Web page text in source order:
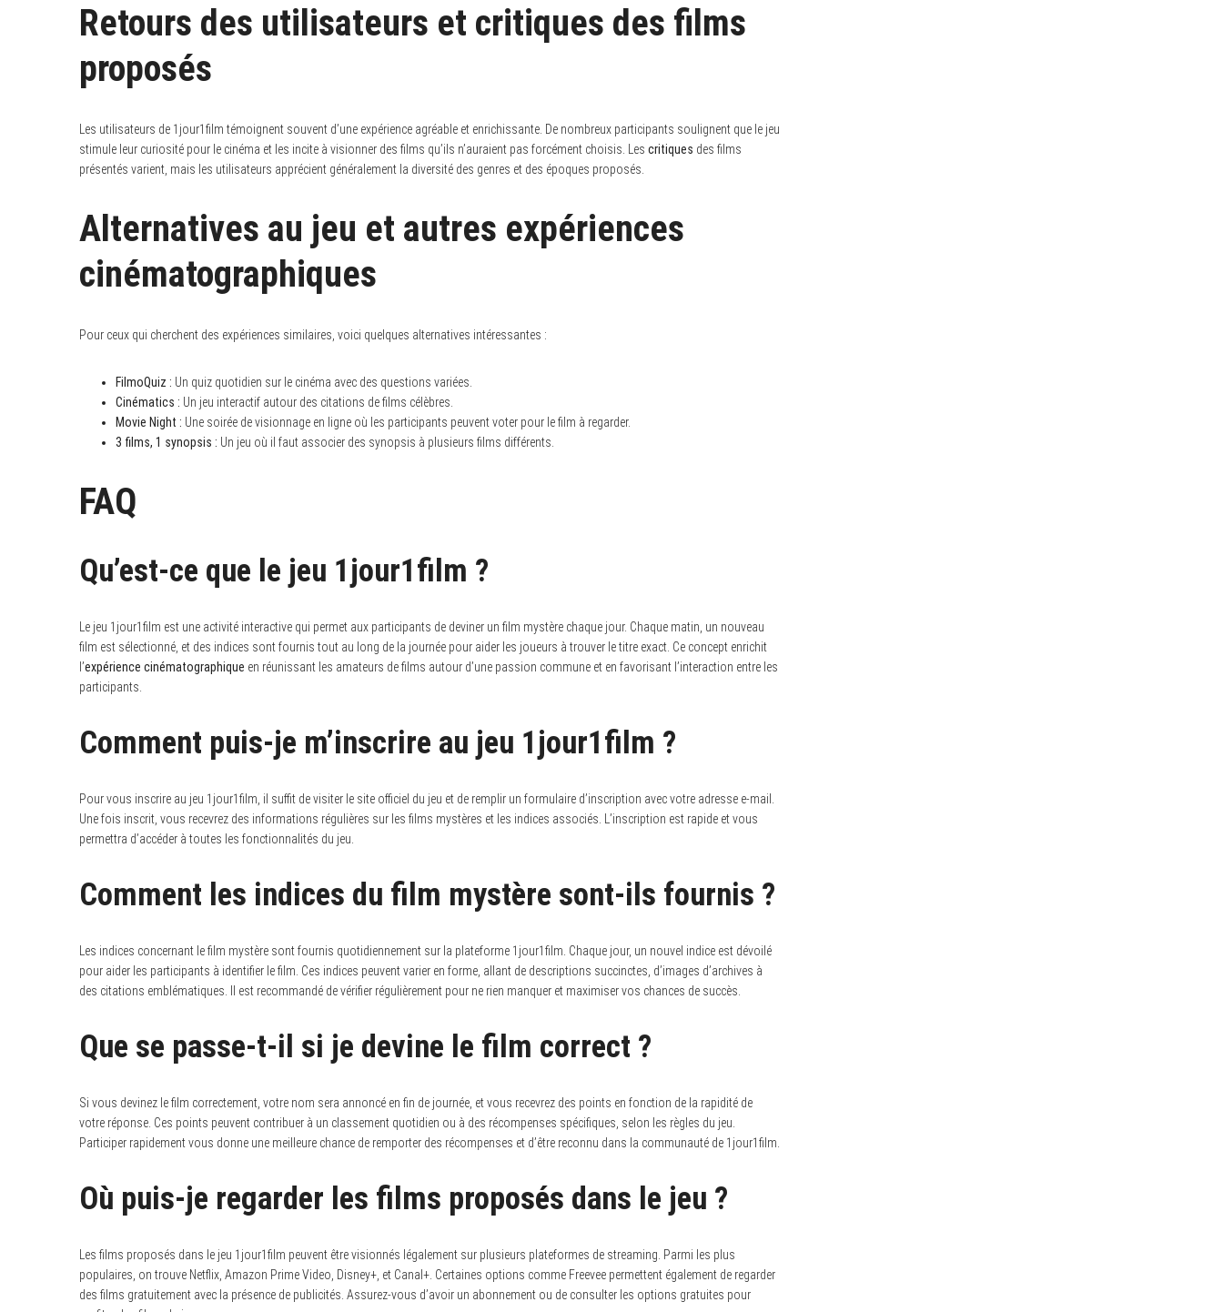
Retours des utilisateurs et critiques des films
proposés
Les utilisateurs de 1jour1film témoignent souvent d’une expérience agréable et enrichissante. De nombreux participants soulignent que le jeu
stimule leur curiosité pour le cinéma et les incite à visionner des films qu’ils n’auraient pas forcément choisis. Les critiques des films
présentés varient, mais les utilisateurs apprécient généralement la diversité des genres et des époques proposés.
Alternatives au jeu et autres expériences
cinématographiques
Pour ceux qui cherchent des expériences similaires, voici quelques alternatives intéressantes :
FilmoQuiz : Un quiz quotidien sur le cinéma avec des questions variées.
Cinématics : Un jeu interactif autour des citations de films célèbres.
Movie Night : Une soirée de visionnage en ligne où les participants peuvent voter pour le film à regarder.
3 films, 1 synopsis : Un jeu où il faut associer des synopsis à plusieurs films différents.
FAQ
Qu’est-ce que le jeu 1jour1film ?
Le jeu 1jour1film est une activité interactive qui permet aux participants de deviner un film mystère chaque jour. Chaque matin, un nouveau
film est sélectionné, et des indices sont fournis tout au long de la journée pour aider les joueurs à trouver le titre exact. Ce concept enrichit
l’expérience cinématographique en réunissant les amateurs de films autour d’une passion commune et en favorisant l’interaction entre les
participants.
Comment puis-je m’inscrire au jeu 1jour1film ?
Pour vous inscrire au jeu 1jour1film, il suffit de visiter le site officiel du jeu et de remplir un formulaire d’inscription avec votre adresse e-mail.
Une fois inscrit, vous recevrez des informations régulières sur les films mystères et les indices associés. L’inscription est rapide et vous
permettra d’accéder à toutes les fonctionnalités du jeu.
Comment les indices du film mystère sont-ils fournis ?
Les indices concernant le film mystère sont fournis quotidiennement sur la plateforme 1jour1film. Chaque jour, un nouvel indice est dévoilé
pour aider les participants à identifier le film. Ces indices peuvent varier en forme, allant de descriptions succinctes, d’images d’archives à
des citations emblématiques. Il est recommandé de vérifier régulièrement pour ne rien manquer et maximiser vos chances de succès.
Que se passe-t-il si je devine le film correct ?
Si vous devinez le film correctement, votre nom sera annoncé en fin de journée, et vous recevrez des points en fonction de la rapidité de
votre réponse. Ces points peuvent contribuer à un classement quotidien ou à des récompenses spécifiques, selon les règles du jeu.
Participer rapidement vous donne une meilleure chance de remporter des récompenses et d’être reconnu dans la communauté de 1jour1film.
Où puis-je regarder les films proposés dans le jeu ?
Les films proposés dans le jeu 1jour1film peuvent être visionnés légalement sur plusieurs plateformes de streaming. Parmi les plus
populaires, on trouve Netflix, Amazon Prime Video, Disney+, et Canal+. Certaines options comme Freevee permettent également de regarder
des films gratuitement avec la présence de publicités. Assurez-vous d’avoir un abonnement ou de consulter les options gratuites pour